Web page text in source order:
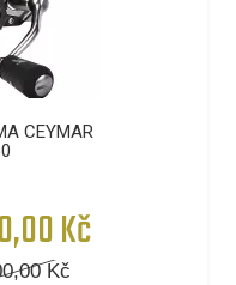
CEYMAR
Kč
Kč